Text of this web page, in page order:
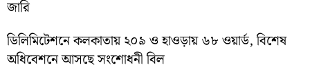
জারি
ডিলিমিটেশনে কলকাতায় ২০৯ ও হাওড়ায় ৬৮ ওয়ার্ড, বিশেষ
অধিবেশনে আসছে সংশোধনী বিল